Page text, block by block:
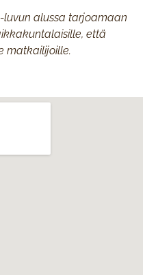
luvun alussa tarjoamaan
että
matkailijoille.